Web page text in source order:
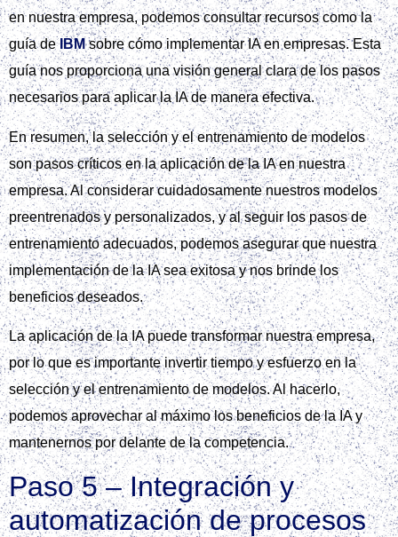
en nuestra empresa, podemos consultar recursos como la
guía deIBMsobre cómo implementar IA en empresas. Esta
guía nos proporciona una visión general clara de los pasos
necesarios para aplicar la IA de manera efectiva.
En resumen, la selección y el entrenamiento de modelos
son pasos críticos en la aplicación de la IA en nuestra
empresa. Al considerar cuidadosamente nuestros modelos
preentrenados y personalizados, y al seguir los pasos de
entrenamiento adecuados, podemos asegurar que nuestra
implementación de la IA sea exitosa y nos brinde los
beneficios deseados.
La aplicación de la IA puede transformar nuestra empresa,
por lo que es importante invertir tiempo y esfuerzo en la
selección y el entrenamiento de modelos. Al hacerlo,
podemos aprovechar al máximo los beneficios de la IA y
mantenernos por delante de la competencia.
Paso 5 – Integración y
automatización de procesos